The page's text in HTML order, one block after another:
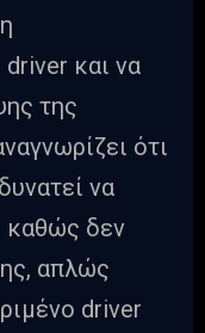
και να
της
ότι
να
καθώς δεν
απλώς
driver